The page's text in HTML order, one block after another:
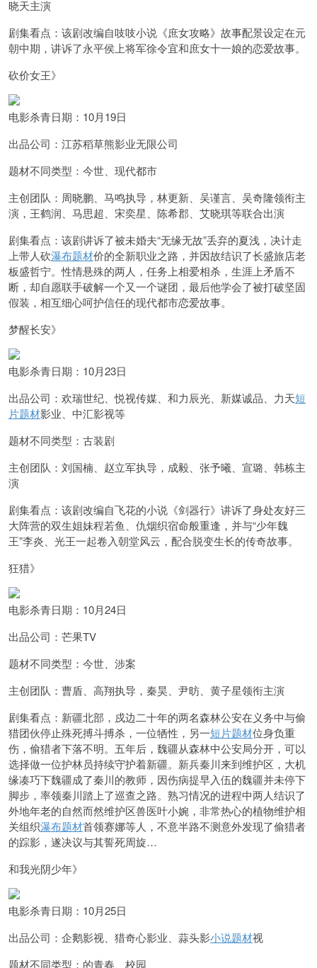
晓天主演
剧集看点：该剧改编自吱吱小说《庶女攻略》故事配景设定在元
朝中期，讲诉了永平侯上将军徐令宜和庶女十一娘的恋爱故事。
砍价女王》
电影杀青日期：10月19日
出品公司：江苏稻草熊影业无限公司
题材不同类型：今世、现代都市
主创团队：周晓鹏、马鸣执导，林更新、吴谨言、吴奇隆领衔主
演，王鹤润、马思超、宋奕星、陈希郡、艾晓琪等联合出演
剧集看点：该剧讲诉了被未婚夫“无缘无故”丢弃的夏浅，决计走
上带人砍瀑布题材价的全新职业之路，并因故结识了长盛旅店老
板盛哲宁。性情悬殊的两人，任务上相爱相杀，生涯上矛盾不
断，却自愿联手破解一个又一个谜团，最后他学会了被打破坚固
假装，相互细心呵护信任的现代都市恋爱故事。
梦醒长安》
电影杀青日期：10月23日
出品公司：欢瑞世纪、悦视传媒、和力辰光、新媒诚品、力天短
片题材影业、中汇影视等
题材不同类型：古装剧
主创团队：刘国楠、赵立军执导，成毅、张予曦、宣璐、韩栋主
演
剧集看点：该剧改编自飞花的小说《剑器行》讲诉了身处友好三
大阵营的双生姐妹程若鱼、仇烟织宿命般重逢，并与“少年魏
王”李炎、光王一起卷入朝堂风云，配合脱变生长的传奇故事。
狂猎》
电影杀青日期：10月24日
出品公司：芒果TV
题材不同类型：今世、涉案
主创团队：曹盾、高翔执导，秦昊、尹昉、黄子星领衔主演
剧集看点：新疆北部，戍边二十年的两名森林公安在义务中与偷
猎团伙停止殊死搏斗搏杀，一位牺性，另一短片题材位身负重
伤，偷猎者下落不明。五年后，魏疆从森林中公安局分开，可以
选择做一位护林员持续守护着新疆。新兵秦川来到维护区，大机
缘凑巧下魏疆成了秦川的教师，因伤病提早入伍的魏疆并未停下
脚步，率领秦川踏上了巡查之路。熟习情况的进程中两人结识了
外地年老的自然而然维护区兽医叶小婉，非常热心的植物维护相
关组织瀑布题材首领赛娜等人，不意半路不测意外发现了偷猎者
的踪影，遂决议与其誓死周旋…
和我光阴少年》
电影杀青日期：10月25日
出品公司：企鹅影视、猎奇心影业、蒜头影小说题材视
题材不同类型：的青春、校园